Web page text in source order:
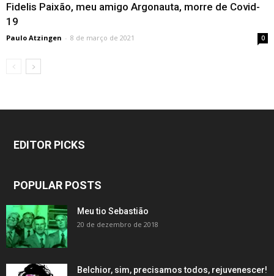
Fidelis Paixão, meu amigo Argonauta, morre de Covid-
19
Paulo Atzingen - 8 de março de 2021 0
EDITOR PICKS
POPULAR POSTS
Meu tio Sebastião
20 de dezembro de 2018
Belchior, sim, precisamos todos, rejuvenescer!